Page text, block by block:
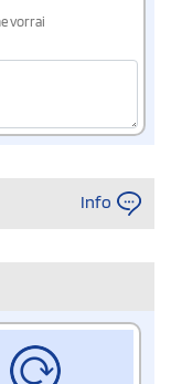
vorrai
Info